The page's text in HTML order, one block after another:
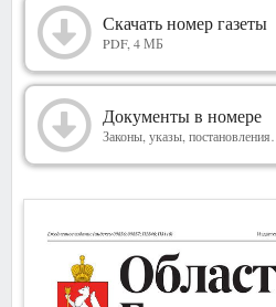
Скачать номер газеты
PDF, 4 МБ
Документы в номере
Законы, указы, постановления…